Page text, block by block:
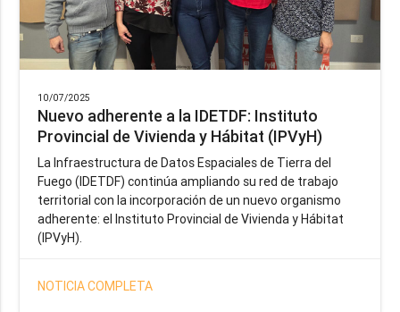
10/07/2025
Nuevo adherente a la IDETDF: Instituto
Provincial de Vivienda y Hábitat (IPVyH)
La Infraestructura de Datos Espaciales de Tierra del
Fuego (IDETDF) continúa ampliando su red de trabajo
territorial con la incorporación de un nuevo organismo
adherente: el Instituto Provincial de Vivienda y Hábitat
(IPVyH).
NOTICIA COMPLETA